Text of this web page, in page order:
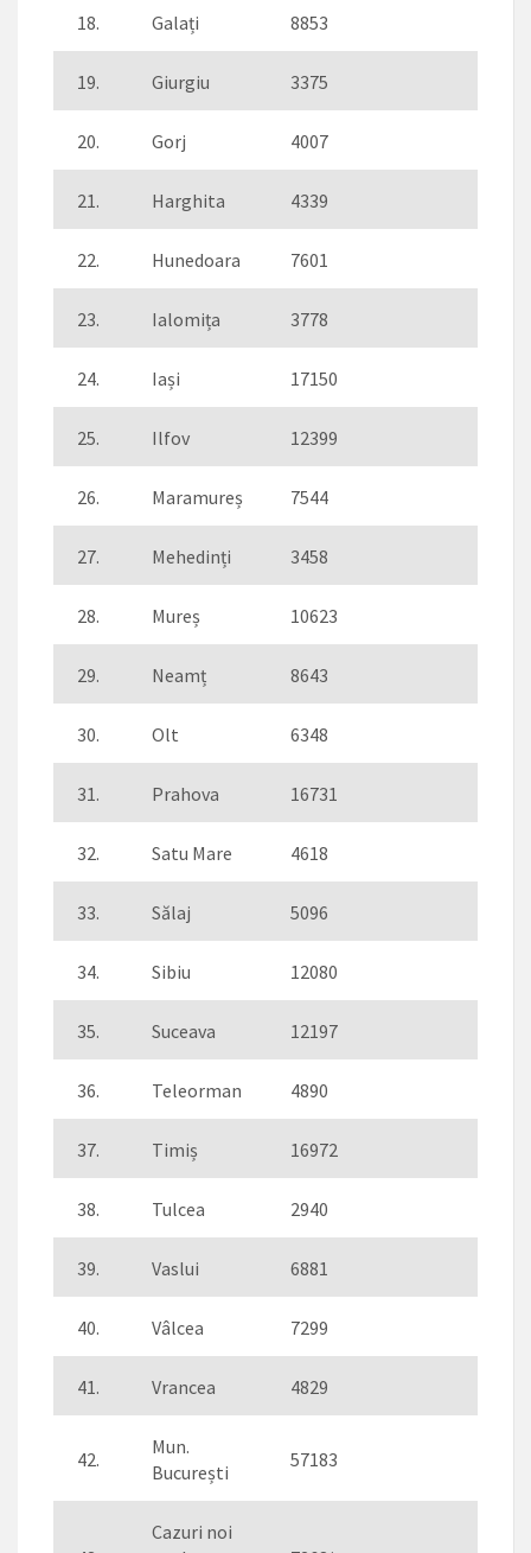
18. Galați 8853
19. Giurgiu 3375
20. Gorj 4007
21. Harghita 4339
22. Hunedoara 7601
23. Ialomița 3778
24. Iași 17150
25. Ilfov 12399
26. Maramureș 7544
27. Mehedinți 3458
28. Mureș 10623
29. Neamț 8643
30. Olt 6348
31. Prahova 16731
32. Satu Mare 4618
33. Sălaj 5096
34. Sibiu 12080
35. Suceava 12197
36. Teleorman 4890
37. Timiș 16972
38. Tulcea 2940
39. Vaslui 6881
40. Vâlcea 7299
41. Vrancea 4829
42.
Mun.
București
57183
Cazuri noi